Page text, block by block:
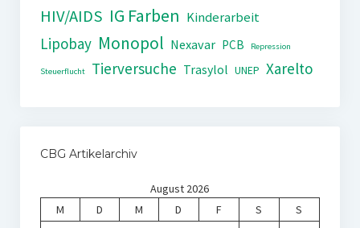
HIV/AIDS IG Farben Kinderarbeit
Lipobay Monopol Nexavar PCB Repression
Steuerflucht Tierversuche Trasylol UNEP Xarelto
CBG Artikelarchiv
August 2026
M
D M D F S
S